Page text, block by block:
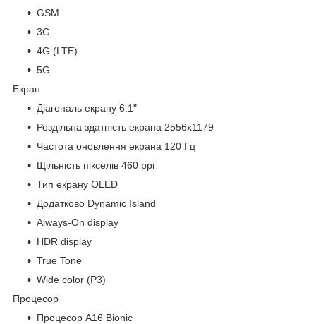
GSM
3G
4G (LTE)
5G
Екран
Діагональ екрану 6.1"
Роздільна здатність екрана 2556x1179
Частота оновлення екрана 120 Гц
Щільність пікселів 460 ppi
Тип екрану OLED
Додатково Dynamic Island
Always-On display
HDR display
True Tone
Wide color (P3)
Процесор
Процесор A16 Bionic